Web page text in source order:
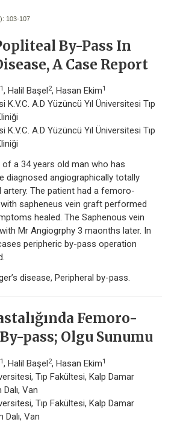
103-107
By-Pass In
A Case Report
1, Halil Başel 2, Hasan Ekim1
K.V.C. A.D Yüzüncü Yıl Üniversitesi Tıp
K.V.C. A.D Yüzüncü Yıl Üniversitesi Tıp
a 34 years old man who has
diagnosed angiographically totally
artery. The patient had a femoro-
sapheneus vein graft performed
healed. The Saphenous vein
Mr Angiogrphy 3 maonths later. In
peripheric by-pass operation
disease, Peripheral by-pass.
Femoro-
pass; Olgu Sunumu
1, Halil Başel2, Hasan Ekim1
Tıp Fakültesi, Kalp Damar
Van
Tıp Fakültesi, Kalp Damar
Dalı, Van